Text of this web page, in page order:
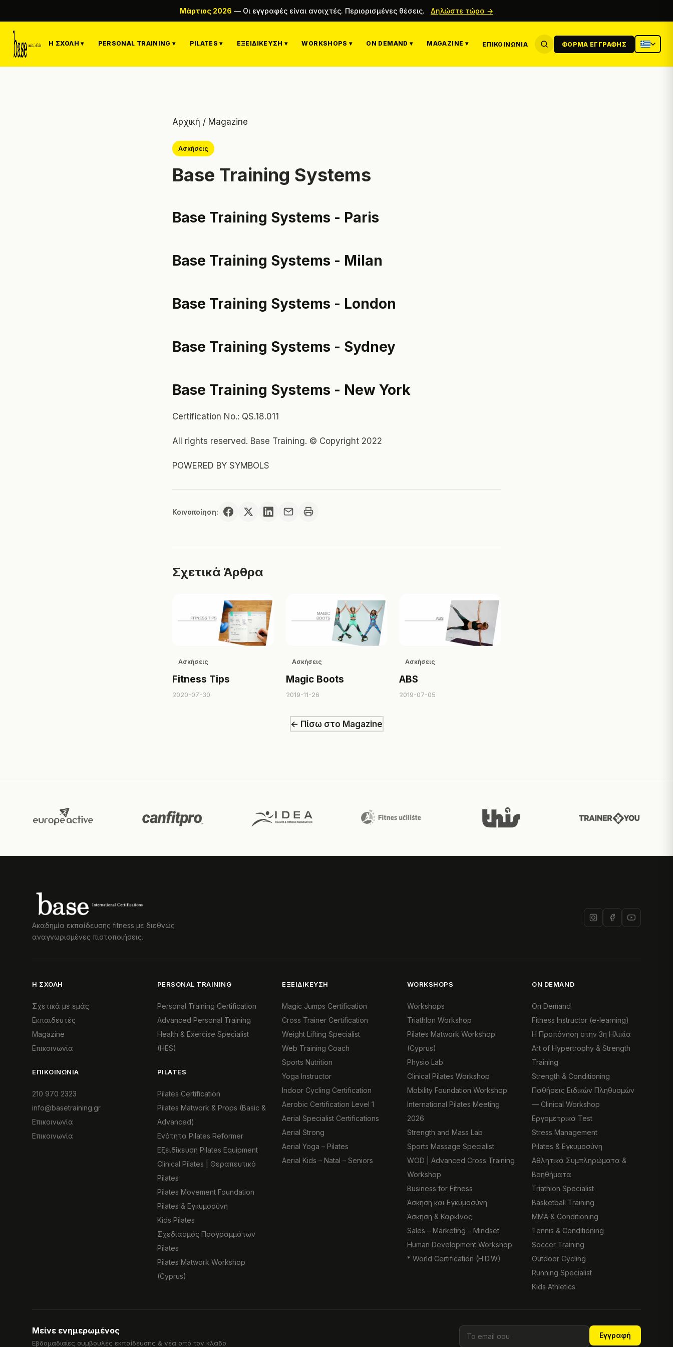
Μάρτιος 2026 — Οι εγγραφές είναι ανοιχτές. Περιορισμένες θέσεις. Δηλώστε τώρα →
Η ΣΧΟΛΉ ▾ PERSONAL TRAINING ▾ PILATES ▾ ΕΞΕΙΔΊΚΕΥΣΗ ▾ WORKSHOPS ▾ ON DEMAND ▾ MAGAZINE ▾ ΕΠΙΚΟΙΝΩΝΊΑ ΦΌΡΜΑ ΕΓΓΡΑΦΉΣ
Αρχική / Magazine
Ασκήσεις
Base Training Systems
Base Training Systems - Paris
Base Training Systems - Milan
Base Training Systems - London
Base Training Systems - Sydney
Base Training Systems - New York
Certification No.: QS.18.011
All rights reserved. Base Training. © Copyright 2022
POWERED BY SYMBOLS
Κοινοποίηση:
Σχετικά Άρθρα
Ασκήσεις
Fitness Tips
2020-07-30
Ασκήσεις
Magic Boots
2019-11-26
Ασκήσεις
ABS
2019-07-05
← Πίσω στο Magazine
Ακαδημία εκπαίδευσης fitness με διεθνώς
αναγνωρισμένες πιστοποιήσεις.
Η ΣΧΟΛΉ
Σχετικά με εμάς
Εκπαιδευτές
Magazine
Επικοινωνία
ΕΠΙΚΟΙΝΩΝΊΑ
210 970 2323
info@basetraining.gr
Επικοινωνία
Επικοινωνία
PERSONAL TRAINING
Personal Training Certification
Advanced Personal Training
Health & Exercise Specialist
(HES)
PILATES
Pilates Certification
Pilates Matwork & Props (Basic &
Advanced)
Ενότητα Pilates Reformer
Εξειδίκευση Pilates Equipment
Clinical Pilates | Θεραπευτικό
Pilates
Pilates Movement Foundation
Pilates & Εγκυμοσύνη
Kids Pilates
Σχεδιασμός Προγραμμάτων
Pilates
Pilates Matwork Workshop
(Cyprus)
ΕΞΕΙΔΊΚΕΥΣΗ
Magic Jumps Certification
Cross Trainer Certification
Weight Lifting Specialist
Web Training Coach
Sports Nutrition
Yoga Instructor
Indoor Cycling Certification
Aerobic Certification Level 1
Aerial Specialist Certifications
Aerial Strong
Aerial Yoga – Pilates
Aerial Kids – Natal – Seniors
WORKSHOPS
Workshops
Triathlon Workshop
Pilates Matwork Workshop
(Cyprus)
Physio Lab
Clinical Pilates Workshop
Mobility Foundation Workshop
International Pilates Meeting
2026
Strength and Mass Lab
Sports Massage Specialist
WOD | Advanced Cross Training
Workshop
Business for Fitness
Άσκηση και Εγκυμοσύνη
Άσκηση & Καρκίνος
Sales – Marketing – Mindset
Human Development Workshop
* World Certification (H.D.W)
ON DEMAND
On Demand
Fitness Instructor (e-learning)
Η Προπόνηση στην 3η Ηλικία
Art of Hypertrophy & Strength
Training
Strength & Conditioning
Παθήσεις Ειδικών Πληθυσμών
— Clinical Workshop
Εργομετρικά Test
Stress Management
Pilates & Εγκυμοσύνη
Αθλητικά Συμπληρώματα &
Βοηθήματα
Triathlon Specialist
Basketball Training
MMA & Conditioning
Tennis & Conditioning
Soccer Training
Outdoor Cycling
Running Specialist
Kids Athletics
Μείνε ενημερωμένος
Εβδομαδιαίες συμβουλές εκπαίδευσης & νέα από τον κλάδο.
Εγγραφή